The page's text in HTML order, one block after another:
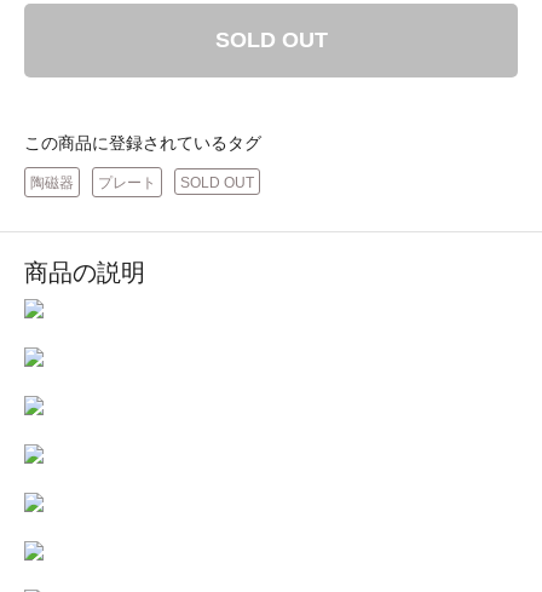
SOLD OUT
この商品に登録されているタグ
陶磁器 プレート SOLD OUT
商品の説明